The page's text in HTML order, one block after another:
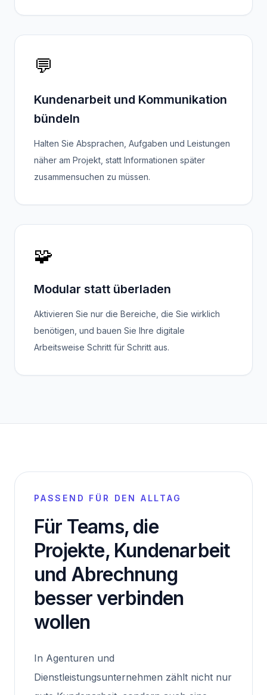
💬
Kundenarbeit und Kommunikation
bündeln
Halten Sie Absprachen, Aufgaben und Leistungen
näher am Projekt, statt Informationen später
zusammensuchen zu müssen.
🧩
Modular statt überladen
Aktivieren Sie nur die Bereiche, die Sie wirklich
benötigen, und bauen Sie Ihre digitale
Arbeitsweise Schritt für Schritt aus.
PASSEND FÜR DEN ALLTAG
Für Teams, die
Projekte, Kundenarbeit
und Abrechnung
besser verbinden
wollen
In Agenturen und
Dienstleistungsunternehmen zählt nicht nur